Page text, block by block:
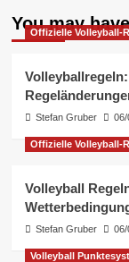
You may
Offizielle Volleyball-
Stefan Gruber 06/
Offizielle Volleyball-
Volleyball
Stefan Gruber 06/
Volleyball